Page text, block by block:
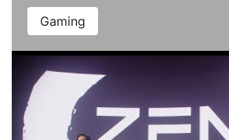
Gaming